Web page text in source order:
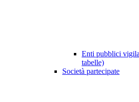
Enti pubblici
tabelle)
Società partecipate